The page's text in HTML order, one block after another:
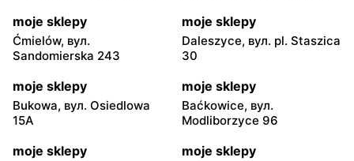
moje sklepy
Ćmielów, вул.
Sandomierska 243
moje sklepy
Daleszyce, вул. pl. Staszica
30
moje sklepy
Bukowa, вул. Osiedlowa
15A
moje sklepy
Baćkowice, вул.
Modliborzyce 96
moje sklepy moje sklepy